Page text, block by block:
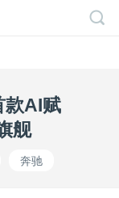
款AI赋
舰
奔驰